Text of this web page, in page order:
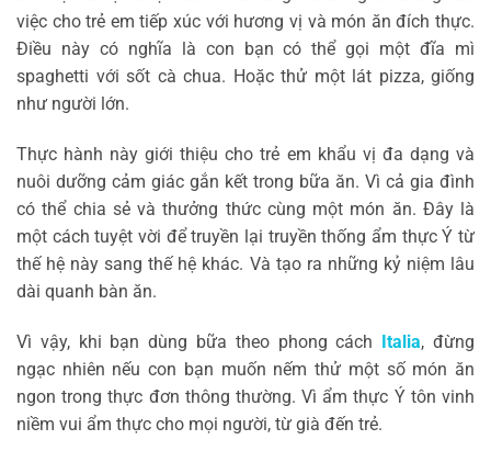
việc cho trẻ em tiếp xúc với hương vị và món ăn đích thực.
Điều này có nghĩa là con bạn có thể gọi một đĩa mì
spaghetti với sốt cà chua. Hoặc thử một lát pizza, giống
như người lớn.
Thực hành này giới thiệu cho trẻ em khẩu vị đa dạng và
nuôi dưỡng cảm giác gắn kết trong bữa ăn. Vì cả gia đình
có thể chia sẻ và thưởng thức cùng một món ăn. Đây là
một cách tuyệt vời để truyền lại truyền thống ẩm thực Ý từ
thế hệ này sang thế hệ khác. Và tạo ra những kỷ niệm lâu
dài quanh bàn ăn.
Vì vậy, khi bạn dùng bữa theo phong cách Italia, đừng
ngạc nhiên nếu con bạn muốn nếm thử một số món ăn
ngon trong thực đơn thông thường. Vì ẩm thực Ý tôn vinh
niềm vui ẩm thực cho mọi người, từ già đến trẻ.